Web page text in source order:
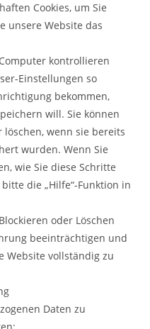
Cookies, um Sie
unsere Website das
kontrollieren
Einstellungen so
bekommen,
will. Sie können
löschen, wenn sie bereits
wurden. Wenn Sie
wie Sie diese Schritte
die „Hilfe“-Funktion in
oder Löschen
beeinträchtigen und
Website vollständig zu
Daten zu